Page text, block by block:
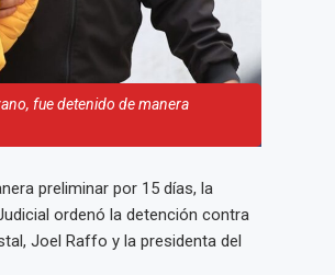
fue detenido de manera
preliminar por 15 días, la
ordenó la detención contra
Joel Raffo y la presidenta del